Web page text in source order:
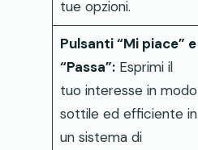
tue opzioni.
Pulsanti “Mi piace” e
“Passa”:Esprimi il
tuo interesse in modo
sottile ed efficiente in
un sistema di